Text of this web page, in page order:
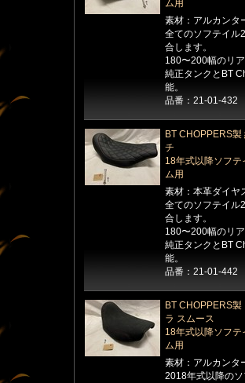
ム用
素材：アルカンタ
全てのソフテイル
合します。
180〜200幅のリ
純正タンクとBT
能。
品番：21-01-432
BT CHOPPERS
チ
18年式以降ソフ
ム用
素材：本革ダイヤ
全てのソフテイル
合します。
180〜200幅のリ
純正タンクとBT
能。
品番：21-01-442
BT CHOPPERS
ラ スムース
18年式以降ソフ
ム用
素材：アルカンタ
2018年式以降の